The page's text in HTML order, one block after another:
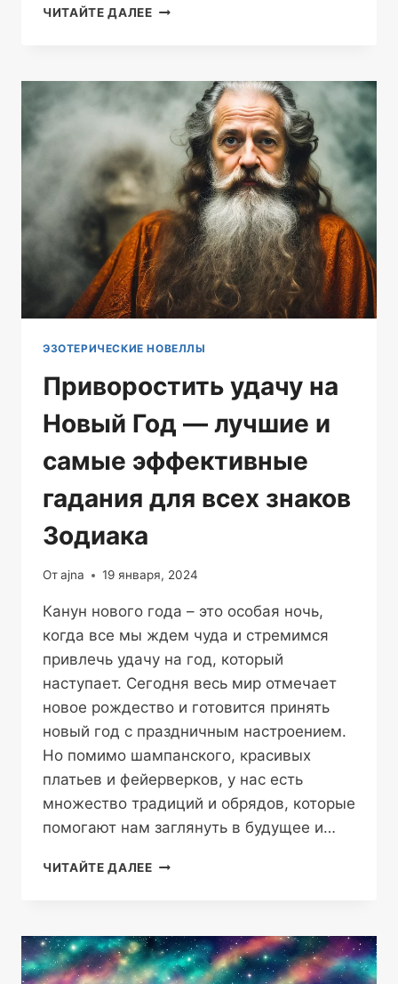
ЧИТАЙТЕ ДАЛЕЕРАСТЕНИЯ
В
СФЕРЕ
ЦЕЛИТЕЛЬСТВА
МАГИИ
—
ИХ
СИЛУ
И
ПРИМЕНЕНИЕ
В
РАЗЛИЧНЫХ
ПРАКТИКАХ
ЭЗОТЕРИЧЕСКИЕ НОВЕЛЛЫ
Приворостить удачу на
Новый Год — лучшие и
самые эффективные
гадания для всех знаков
Зодиака
Отajna 19 января, 2024
Канун нового года – это особая ночь,
когда все мы ждем чуда и стремимся
привлечь удачу на год, который
наступает. Сегодня весь мир отмечает
новое рождество и готовится принять
новый год с праздничным настроением.
Но помимо шампанского, красивых
платьев и фейерверков, у нас есть
множество традиций и обрядов, которые
помогают нам заглянуть в будущее и…
ЧИТАЙТЕ ДАЛЕЕПРИВОРОСТИТЬ
ГОД
—
ЛУЧШИЕ